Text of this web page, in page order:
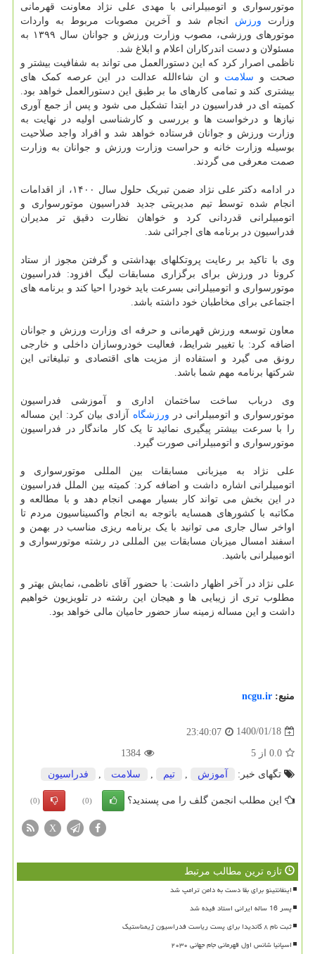
موتورسواری و اتومبیلرانی با مهدی علی نژاد معاونت قهرمانی
وزارت ورزش انجام شد و آخرین مصوبات مربوط به واردات
موتورهای ورزشی، مصوب وزارت ورزش و جوانان سال ۱۳۹۹ به
مسئولان و دست اندرکاران اعلام و ابلاغ شد.
ناظمی اصرار کرد که این دستورالعمل می تواند به شفافیت بیشتر و
صحت و سلامت و ان شاءالله عدالت در این عرصه کمک های
بیشتری کند و تمامی کارهای ما بر طبق این دستورالعمل خواهد بود.
کمیته ای در فدراسیون در ابتدا تشکیل می شود و پس از جمع آوری
نیازها و درخواست ها و بررسی و کارشناسی اولیه در نهایت به
وزارت ورزش و جوانان فرستاده خواهد شد و افراد واجد صلاحیت
بوسیله وزارت خانه و حراست وزارت ورزش و جوانان به وزارت
صمت معرفی می گردند.
در ادامه دکتر علی نژاد ضمن تبریک حلول سال ۱۴۰۰، از اقدامات
انجام شده توسط تیم مدیریتی جدید فدراسیون موتورسواری و
اتومبیلرانی قدردانی کرد و خواهان نظارت دقیق تر مدیران
فدراسیون در برنامه های اجرائی شد.
وی با تاکید بر رعایت پروتکلهای بهداشتی و گرفتن مجوز از ستاد
کرونا در ورزش برای برگزاری مسابقات لیگ افزود: فدراسیون
موتورسواری و اتومبیلرانی بسرعت باید خودرا احیا کند و برنامه های
اجتماعی برای مخاطبان خود داشته باشد.
معاون توسعه ورزش قهرمانی و حرفه ای وزارت ورزش و جوانان
اضافه کرد: با تغییر شرایط، فعالیت خودروسازان داخلی و خارجی
رونق می گیرد و استفاده از مزیت های اقتصادی و تبلیغاتی این
شرکتها برنامه مهم شما باشد.
وی درباب ساخت ساختمان اداری و آموزشی فدراسیون
موتورسواری و اتومبیلرانی در ورزشگاه آزادی بیان کرد: این مساله
را با سرعت بیشتر پیگیری نمائید تا یک کار ماندگار در فدراسیون
موتورسواری و اتومبیلرانی صورت گیرد.
علی نژاد به میزبانی مسابقات بین المللی موتورسواری و
اتومبیلرانی اشاره داشت و اضافه کرد: کمیته بین الملل فدراسیون
در این بخش می تواند کار بسیار مهمی انجام دهد و با مطالعه و
مکاتبه با کشورهای همسایه باتوجه به انجام واکسیناسیون مردم تا
اواخر سال جاری می توانید با یک برنامه ریزی مناسب در بهمن و
اسفند امسال میزبان مسابقات بین المللی در رشته موتورسواری و
اتومبیلرانی باشید.
علی نژاد در آخر اظهار داشت: با حضور آقای ناظمی، نمایش بهتر و
مطلوب تری از زیبایی ها و هیجان این رشته در تلویزیون خواهیم
داشت و این مساله زمینه ساز حضور حامیان مالی خواهد بود.
منبع: ncgu.ir
1400/01/18
23:40:07
0.0 از 5
1384
تگهای خبر:
آموزش تیم سلامت فدراسیون
این مطلب انجمن گلف را می پسندید؟ (0)
(0)
X
تازه ترین مطالب مرتبط
اینفانتینو برای بقا دست به دامن ترامپ شد
پسر 16 ساله ایرانی استاد فیده شد
ثبت نام ۸ کاندیدا برای پست ریاست فدراسیون ژیمناستیک
اسپانیا شانس اول قهرمانی جام جهانی ۲۰۳۰